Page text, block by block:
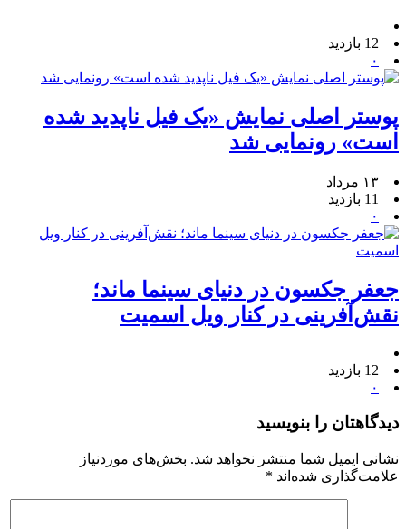
12 بازدید
۰
پوستر اصلی نمایش «یک فیل ناپدید شده
است» رونمایی شد
۱۳ مرداد
11 بازدید
۰
جعفر جکسون در دنیای سینما ماند؛
نقش‌آفرینی در کنار ویل اسمیت
12 بازدید
۰
دیدگاهتان را بنویسید
نشانی ایمیل شما منتشر نخواهد شد. بخش‌های موردنیاز
علامت‌گذاری شده‌اند *